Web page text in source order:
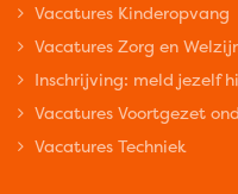
Vacatures Kinderopvang
Vacatures Zorg en
Inschrijving: meld jezelf
Vacatures Voortgezet
Vacatures Techniek